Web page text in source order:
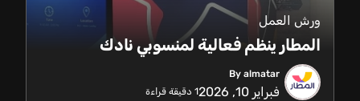
ورش العمل
المطار ينظم فعالية لمنسوبي نادك
By almatar
فبراير 10, 2026 1 دقيقة قراءة